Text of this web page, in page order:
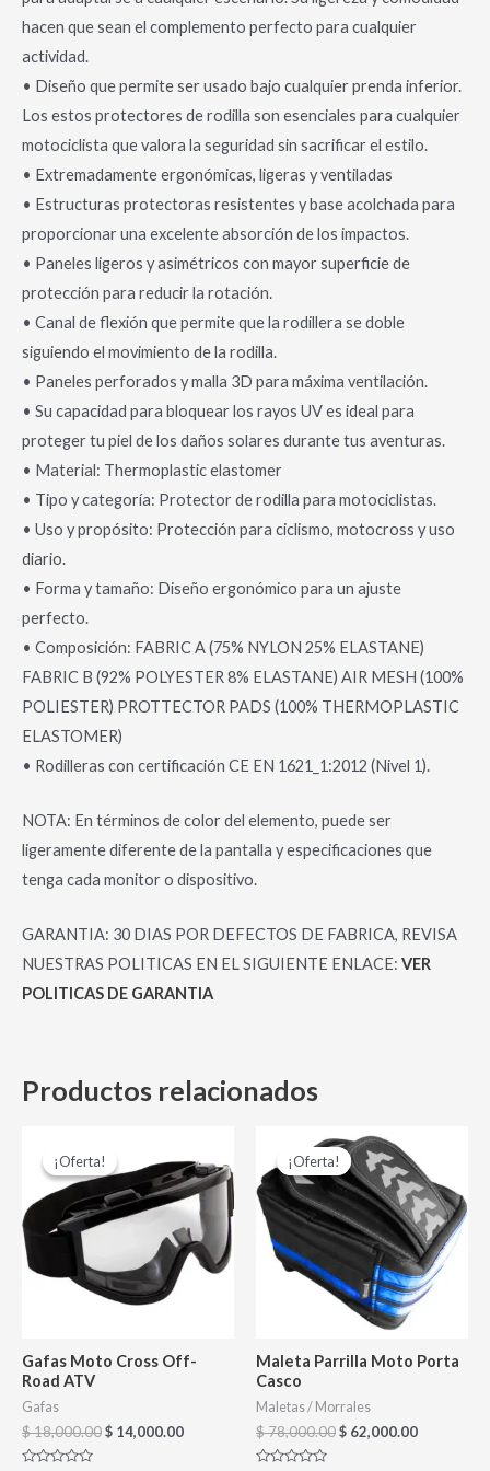
hacen que sean el complemento perfecto para cualquier
actividad.
• Diseño que permite ser usado bajo cualquier prenda inferior.
Los estos protectores de rodilla son esenciales para cualquier
motociclista que valora la seguridad sin sacrificar el estilo.
• Extremadamente ergonómicas, ligeras y ventiladas
• Estructuras protectoras resistentes y base acolchada para
proporcionar una excelente absorción de los impactos.
• Paneles ligeros y asimétricos con mayor superficie de
protección para reducir la rotación.
• Canal de flexión que permite que la rodillera se doble
siguiendo el movimiento de la rodilla.
• Paneles perforados y malla 3D para máxima ventilación.
• Su capacidad para bloquear los rayos UV es ideal para
proteger tu piel de los daños solares durante tus aventuras.
• Material: Thermoplastic elastomer
• Tipo y categoría: Protector de rodilla para motociclistas.
• Uso y propósito: Protección para ciclismo, motocross y uso
diario.
• Forma y tamaño: Diseño ergonómico para un ajuste
perfecto.
• Composición: FABRIC A (75% NYLON 25% ELASTANE)
FABRIC B (92% POLYESTER 8% ELASTANE) AIR MESH (100%
POLIESTER) PROTTECTOR PADS (100% THERMOPLASTIC
ELASTOMER)
• Rodilleras con certificación CE EN 1621_1:2012 (Nivel 1).
NOTA: En términos de color del elemento, puede ser
ligeramente diferente de la pantalla y especificaciones que
tenga cada monitor o dispositivo.
GARANTIA: 30 DIAS POR DEFECTOS DE FABRICA, REVISA
NUESTRAS POLITICAS EN EL SIGUIENTE ENLACE: VER
POLITICAS DE GARANTIA
Productos relacionados
¡Oferta!
¡Oferta!
Gafas Moto Cross Off-
Road ATV
Gafas
$18,000.00
original
era:
$ 18,000.00.
$ 14,000.00
actual
es:
$ 14,000.00.
¡Oferta!
¡Oferta!
Maleta Parrilla Moto Porta
Casco
Maletas / Morrales
$78,000.00
El
precio
original
era:
$ 78,000.00.
$ 62,000.00
actual
es:
$